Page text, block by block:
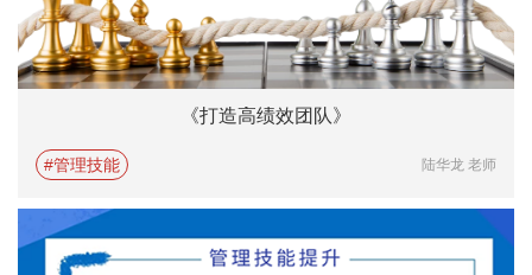
《打造高绩效团队》
#管理技能 陆华龙 老师